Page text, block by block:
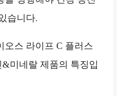
습니다.
오스 라이프 C 플러스
미네랄 제품의 특징입